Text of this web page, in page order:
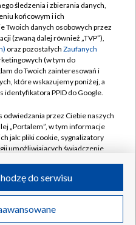
TVP
zgody
S.A. w likwidacji
śledzenia i zbierania danych,
końcowym i ich
Twoich danych osobowych przez
(zwaną dalej również „TVP”),
oraz pozostałych Zaufanych
(w tym do
do Twoich zainteresowań i
które wskazujemy poniżej, a
identyfikatora PPID do Google.
odwiedzania przez Ciebie naszych
„Portalem”, w tym informacje
jak: pliki cookie, sygnalizatory
umożliwiających świadczenie
odwiedzania przez Ciebie
jak adresy IP, identyfikatory
do serwisu